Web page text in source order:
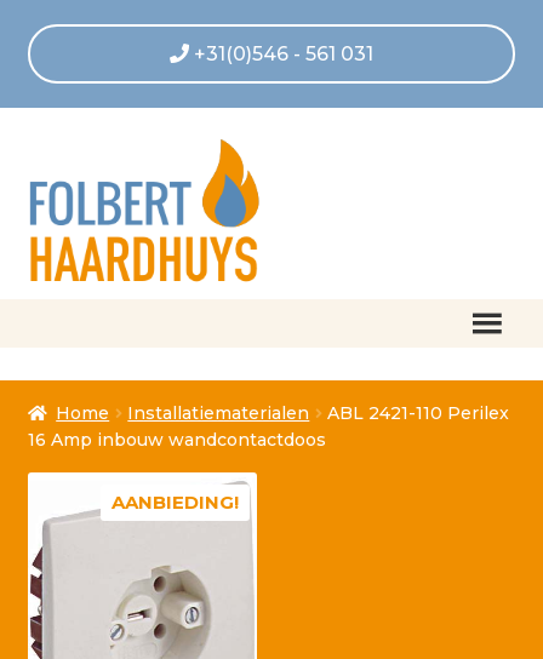
+31(0)546 - 561 031
Afrekenen
Algemene voorwaarden
Betaling geannuleerd
Betaling voltooid
Blog
Home Installatiematerialen
ABL 2421-110 Perilex
16 Amp inbouw wandcontactdoos
AANBIEDING!